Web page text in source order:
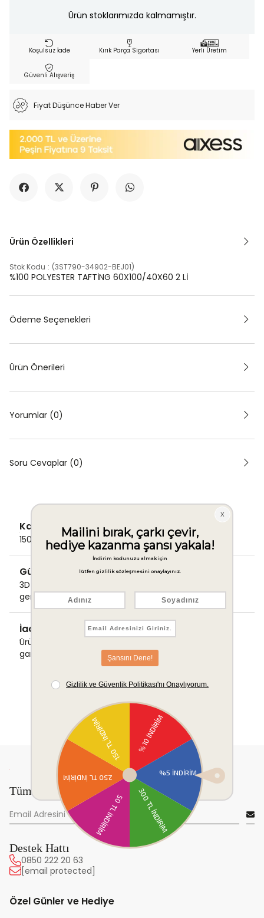
Ürün stoklarımızda kalmamıştır.
Koşulsuz İade Kırık Parça Sigortası Yerli Üretim
Güvenli Alışveriş
Fiyat Düşünce Haber Ver
Ürün Özellikleri
Stok Kodu (3ST790-34902-BEJ01)
%100 POLYESTER TAFTİNG 60X100/40X60 2 Lİ
Ödeme Seçenekleri
Ürün Önerileri
Yorumlar (0)
Soru Cevaplar (0)
Kargo Ücretsiz
1500 TL ve üzeri alışverişlerde Kargo bedava!
Güvenli Ödeme
3D Secure ile güvenli ödemenizi
gerçekleştirin.
İade & Değişim Garantisi
Ürünlerinizde sorunsuz iade ve değişim
garantisi.
Tüm yeniliklerden önce sen haberdar ol!
Destek Hattı
0850 222 20 63
[email protected]
Özel Günler ve Hediye